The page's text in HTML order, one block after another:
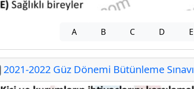
A B C D E
2021-2022 Güz Dönemi Bütünleme Sınavı